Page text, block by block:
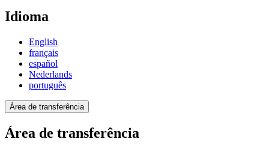
Idioma
English
français
español
Nederlands
português
Área de transferência
Área de transferência